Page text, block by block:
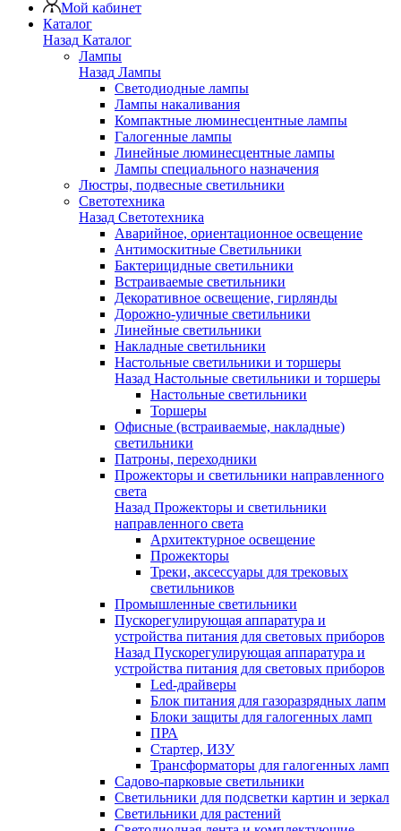
Мой кабинет
Каталог
Назад Каталог
Лампы
Назад Лампы
Светодиодные лампы
Лампы накаливания
Компактные люминесцентные лампы
Галогенные лампы
Линейные люминесцентные лампы
Лампы специального назначения
Люстры, подвесные светильники
Светотехника
Назад Светотехника
Аварийное, ориентационное освещение
Антимоскитные Светильники
Бактерицидные светильники
Встраиваемые светильники
Декоративное освещение, гирлянды
Дорожно-уличные светильники
Линейные светильники
Накладные светильники
Настольные светильники и торшеры
Назад Настольные светильники и торшеры
Настольные светильники
Торшеры
Офисные (встраиваемые, накладные)
светильники
Патроны, переходники
Прожекторы и светильники направленного
света
Назад Прожекторы и светильники
направленного света
Архитектурное освещение
Прожекторы
Треки, аксессуары для трековых
светильников
Промышленные светильники
Пускорегулирующая аппаратура и
устройства питания для световых приборов
Назад Пускорегулирующая аппаратура и
устройства питания для световых приборов
Led-драйверы
Блок питания для газоразрядных лапм
Блоки защиты для галогенных ламп
ПРА
Стартер, ИЗУ
Трансформаторы для галогенных ламп
Садово-парковые светильники
Светильники для подсветки картин и зеркал
Светильники для растений